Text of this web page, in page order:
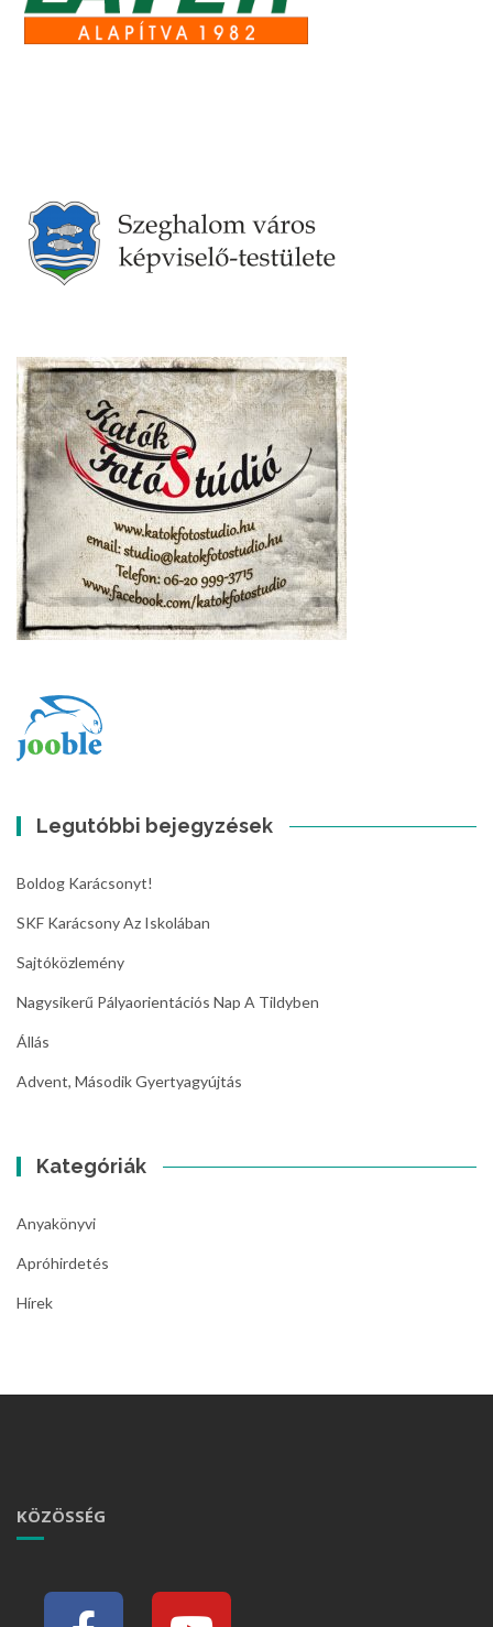
Legutóbbi bejegyzések
Boldog Karácsonyt!
SKF Karácsony Az Iskolában
Sajtóközlemény
Nagysikerű Pályaorientációs Nap A Tildyben
Állás
Advent, Második Gyertyagyújtás
Kategóriák
Anyakönyvi
Apróhirdetés
Hírek
KÖZÖSSÉG